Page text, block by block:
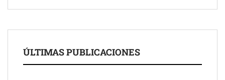
ÚLTIMAS PUBLICACIONES